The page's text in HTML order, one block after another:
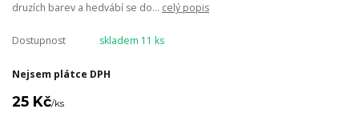
druzích barev a hedvábí se do... celý popis
Dostupnost skladem 11 ks
Nejsem plátce DPH
25 Kč/ks